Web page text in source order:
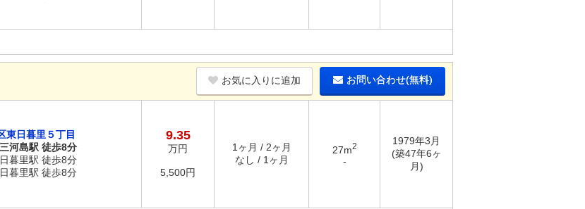
お気に入りに追加 お問い合わせ(無料)
東日暮里５丁目
河島駅 徒歩8分
暮里駅 徒歩8分
暮里駅 徒歩8分
9.35
万円
5,500円
1ヶ月 / 2ヶ月
なし / 1ヶ月
27m2
-
1979年3月
(築47年6ヶ
月)